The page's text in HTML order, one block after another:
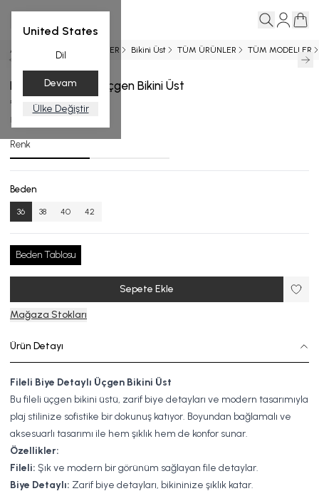
United States
Dil
Devam
Ülke Değiştir
Ana Sayfa YENİ GELENLER Bikini Üst TÜM ÜRÜNLER TÜM MODELLER
Fileli Biye Detaylı Üçgen Bikini Üst
₺ 3,499.00
BU.4710-24_R163_36
Renk
Beden
36 38 40 42
Beden Tablosu
Sepete Ekle
Mağaza Stokları
Ürün Detayı
Fileli Biye Detaylı Üçgen Bikini Üst
Bu fileli üçgen bikini üstü, zarif biye detayları ve modern tasarımıyla
plaj stilinize sofistike bir dokunuş katıyor. Boyundan bağlamalı ve
aksesuarlı tasarımı ile hem şıklık hem de konfor sunar.
Özellikler:
Fileli: Şık ve modern bir görünüm sağlayan file detaylar.
Biye Detaylı: Zarif biye detayları, bikininize şıklık katar.